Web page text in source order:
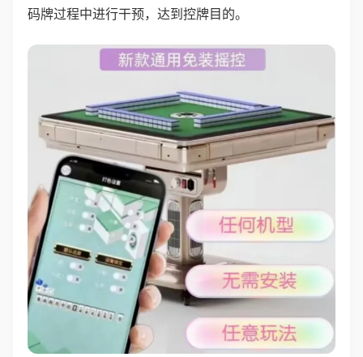
码牌过程中进行干预，达到控牌目的。